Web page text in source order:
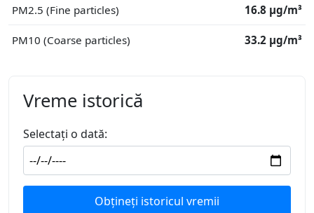
PM2.5 (Fine particles) 16.8 μg/m³
PM10 (Coarse particles) 33.2 μg/m³
Vreme istorică
Selectați o dată:
Obțineți istoricul vremii